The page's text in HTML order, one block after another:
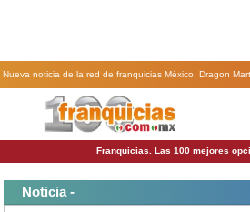
Nueva noticia de la red de franquicias México. Dragon
Franquicias. Las 100 mejores
Noticia -